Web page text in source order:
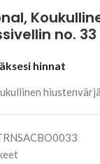
no. 33
hinnat